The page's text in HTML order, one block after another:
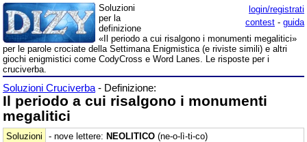
login/registrati
contest - guida
Soluzioni
per la
definizione
«Il periodo a cui risalgono i monumenti megalitici»
per le parole crociate della Settimana Enigmistica (e riviste simili) e altri
giochi enigmistici come CodyCross e Word Lanes. Le risposte per i
cruciverba.
Soluzioni Cruciverba - Definizione:
Il periodo a cui risalgono i monumenti
megalitici
Soluzioni - nove lettere: NEOLITICO (ne-o-lì-ti-co)